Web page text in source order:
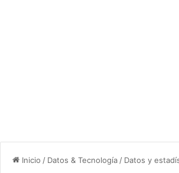
Inicio / Datos & Tecnología / Datos y